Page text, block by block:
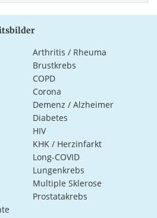
Arthritis / Rheuma
Brustkrebs
COPD
Corona
Demenz / Alzheimer
Diabetes
HIV
KHK / Herzinfarkt
Long-COVID
Lungenkrebs
Multiple Sklerose
Prostatakrebs